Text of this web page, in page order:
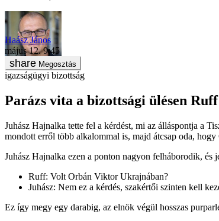
Haász János
május 12. 9:45
Megosztás
igazságügyi bizottság
Parázs vita a bizottsági ülésen
Juhász Hajnalka tette fel a kérdést, mi az álláspontja a
mondott erről több alkalommal is, majd átcsap oda,
Juhász Hajnalka ezen a ponton nagyon felháborodik,
Ruff: Volt Orbán Viktor Ukrajnában?
Juhász: Nem ez a kérdés, szakértői szinten kell
Ez így megy egy darabig, az elnök végül hosszas